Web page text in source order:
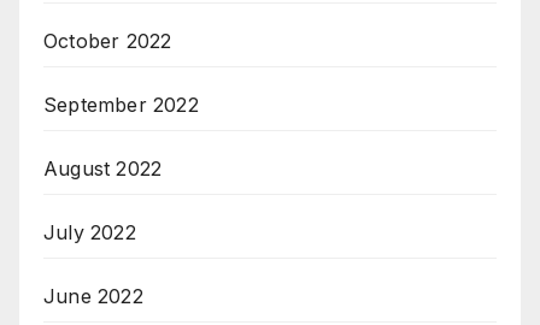
October 2022
September 2022
August 2022
July 2022
June 2022